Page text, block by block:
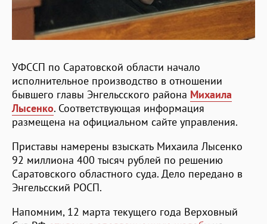
УФССП по Саратовской области начало
исполнительное производство в отношении
бывшего главы Энгельсского района Михаила
Лысенко. Соответствующая информация
размещена на официальном сайте управления.
Приставы намерены взыскать Михаила Лысенко
92 миллиона 400 тысяч рублей по решению
Саратовского областного суда. Дело передано в
Энгельсский РОСП.
Напомним, 12 марта текущего года Верховный